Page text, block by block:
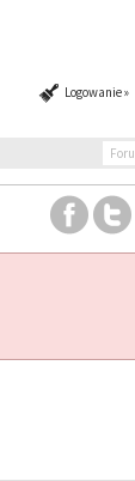
Logowanie »